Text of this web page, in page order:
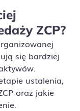
ZCP?
się bardziej
ustalenia,
oraz jakie